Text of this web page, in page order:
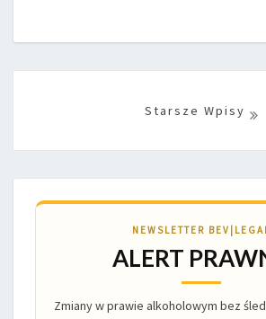
NEWSLETTER
ALERT
Zmiany w prawie alkoholowym bez